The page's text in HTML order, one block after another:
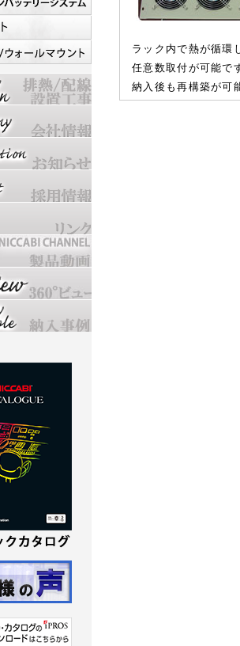
ラック内で熱が循環
任意数取付が可能で
納入後も再構築が可